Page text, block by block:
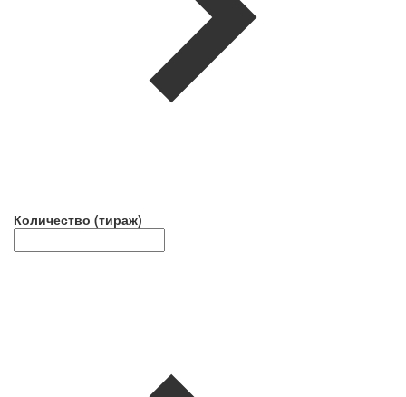
Количество (тираж)